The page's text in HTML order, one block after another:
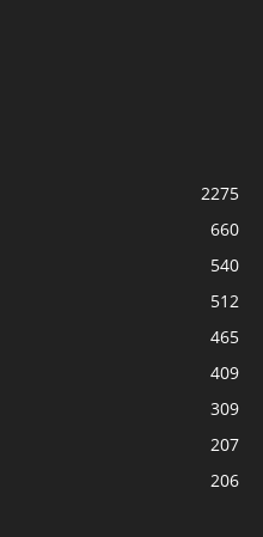
2275
660
540
512
465
409
309
207
206